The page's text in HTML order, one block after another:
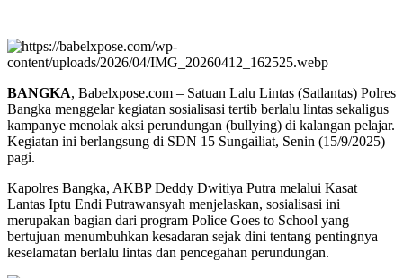
BANGKA, Babelxpose.com – Satuan Lalu Lintas (Satlantas) Polres
Bangka menggelar kegiatan sosialisasi tertib berlalu lintas sekaligus
kampanye menolak aksi perundungan (bullying) di kalangan pelajar.
Kegiatan ini berlangsung di SDN 15 Sungailiat, Senin (15/9/2025)
pagi.
Kapolres Bangka, AKBP Deddy Dwitiya Putra melalui Kasat
Lantas Iptu Endi Putrawansyah menjelaskan, sosialisasi ini
merupakan bagian dari program Police Goes to School yang
bertujuan menumbuhkan kesadaran sejak dini tentang pentingnya
keselamatan berlalu lintas dan pencegahan perundungan.